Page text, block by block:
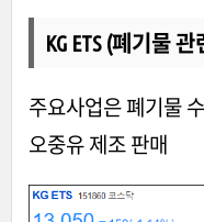
KG ETS (폐기물 관
주요사업은 폐기물
오중유 제조 판매